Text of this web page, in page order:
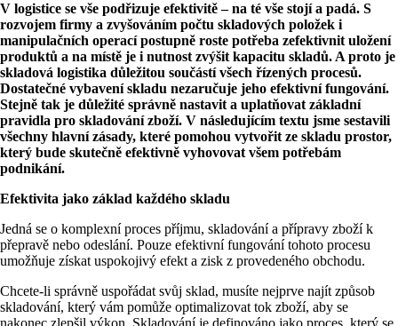
V logistice se vše podřizuje efektivitě – na té vše stojí a padá. S
rozvojem firmy a zvyšováním počtu skladových položek i
manipulačních operací postupně roste potřeba zefektivnit uložení
produktů a na místě je i nutnost zvýšit kapacitu skladů. A proto je
skladová logistika důležitou součástí všech řízených procesů.
Dostatečné vybavení skladu nezaručuje jeho efektivní fungování.
Stejně tak je důležité správně nastavit a uplatňovat základní
pravidla pro skladování zboží. V následujícím textu jsme sestavili
všechny hlavní zásady, které pomohou vytvořit ze skladu prostor,
který bude skutečně efektivně vyhovovat všem potřebám
podnikání.
Efektivita jako základ každého skladu
Jedná se o komplexní proces příjmu, skladování a přípravy zboží k
přepravě nebo odeslání. Pouze efektivní fungování tohoto procesu
umožňuje získat uspokojivý efekt a zisk z provedeného obchodu.
Chcete-li správně uspořádat svůj sklad, musíte nejprve najít způsob
skladování, který vám pomůže optimalizovat tok zboží, aby se